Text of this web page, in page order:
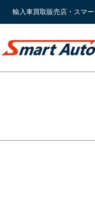
輸入車買取販売店・スマ